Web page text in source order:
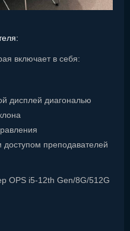
включает в себя:
дисплей диагональю
преподавателей
OPS i5-12th Gen/8G/512G